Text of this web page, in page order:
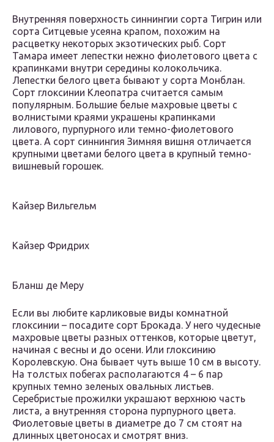
Внутренняя поверхность синнингии сорта Тигрин или
сорта Ситцевые усеяна крапом, похожим на
расцветку некоторых экзотических рыб. Сорт
Тамара имеет лепестки нежно фиолетового цвета с
крапинками внутри середины колокольчика.
Лепестки белого цвета бывают у сорта Монблан.
Сорт глоксинии Клеопатра считается самым
популярным. Большие белые махровые цветы с
волнистыми краями украшены крапинками
лилового, пурпурного или темно-фиолетового
цвета. А сорт синнингия Зимняя вишня отличается
крупными цветами белого цвета в крупный темно-
вишневый горошек.
Кайзер Вильгельм
Кайзер Фридрих
Бланш де Меру
Если вы любите карликовые виды комнатной
глоксинии – посадите сорт Брокада. У него чудесные
махровые цветы разных оттенков, которые цветут,
начиная с весны и до осени. Или глоксинию
Королевскую. Она бывает чуть выше 10 см в высоту.
На толстых побегах располагаются 4 – 6 пар
крупных темно зеленых овальных листьев.
Серебристые прожилки украшают верхнюю часть
листа, а внутренняя сторона пурпурного цвета.
Фиолетовые цветы в диаметре до 7 см стоят на
длинных цветоносах и смотрят вниз.